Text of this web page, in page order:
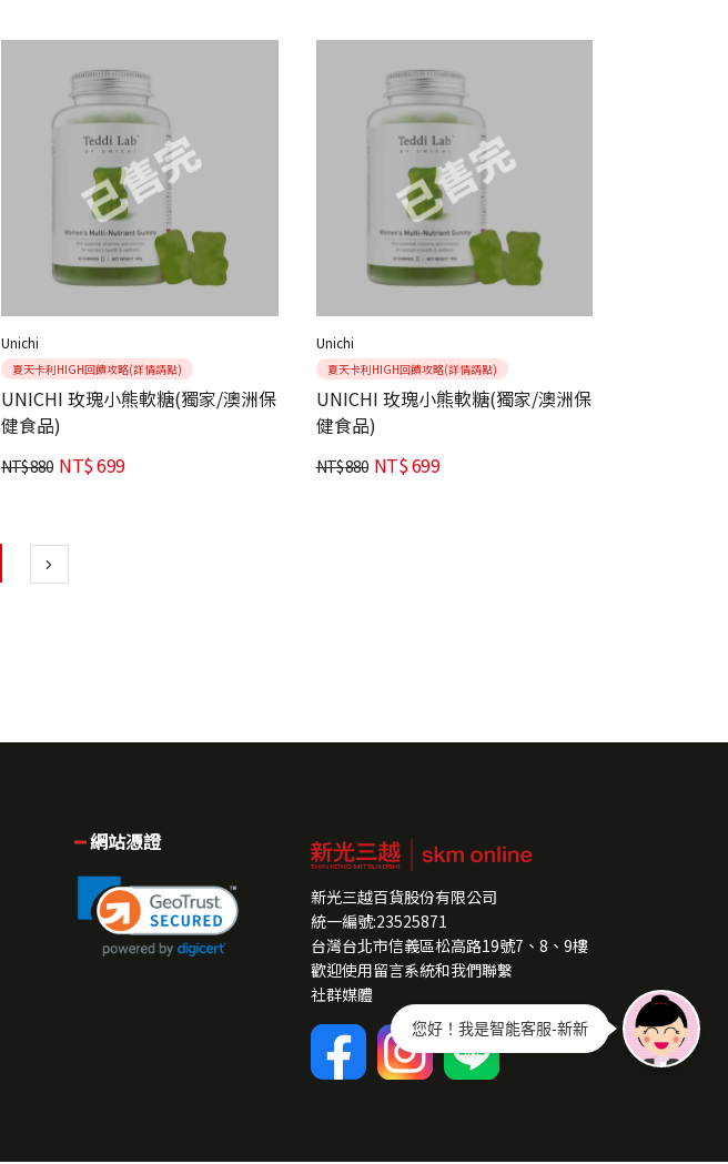
Unichi
夏天卡利HIGH回饋攻略(詳情請點)
UNICHI 玫瑰小熊軟糖(獨家/澳洲保
健食品)
NT$880 NT$699
Unichi
夏天卡利HIGH回饋攻略(詳情請點)
UNICHI 玫瑰小熊軟糖(獨家/澳洲保
健食品)
NT$880 NT$699
網站憑證
新光三越百貨股份有限公司
統一編號:23525871
台灣台北市信義區松高路19號7、8、9樓
歡迎使用留言系統和我們聯繫
社群媒體
您好！我是智能客服-新新